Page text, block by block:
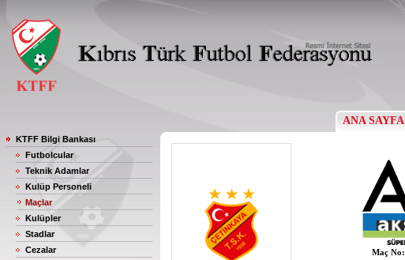
ANA SAYFA
KTFF Bilgi Bankası
Futbolcular
Teknik Adamlar
Kulüp Personeli
Maçlar
Kulüpler
Stadlar
Cezalar
Maç No: